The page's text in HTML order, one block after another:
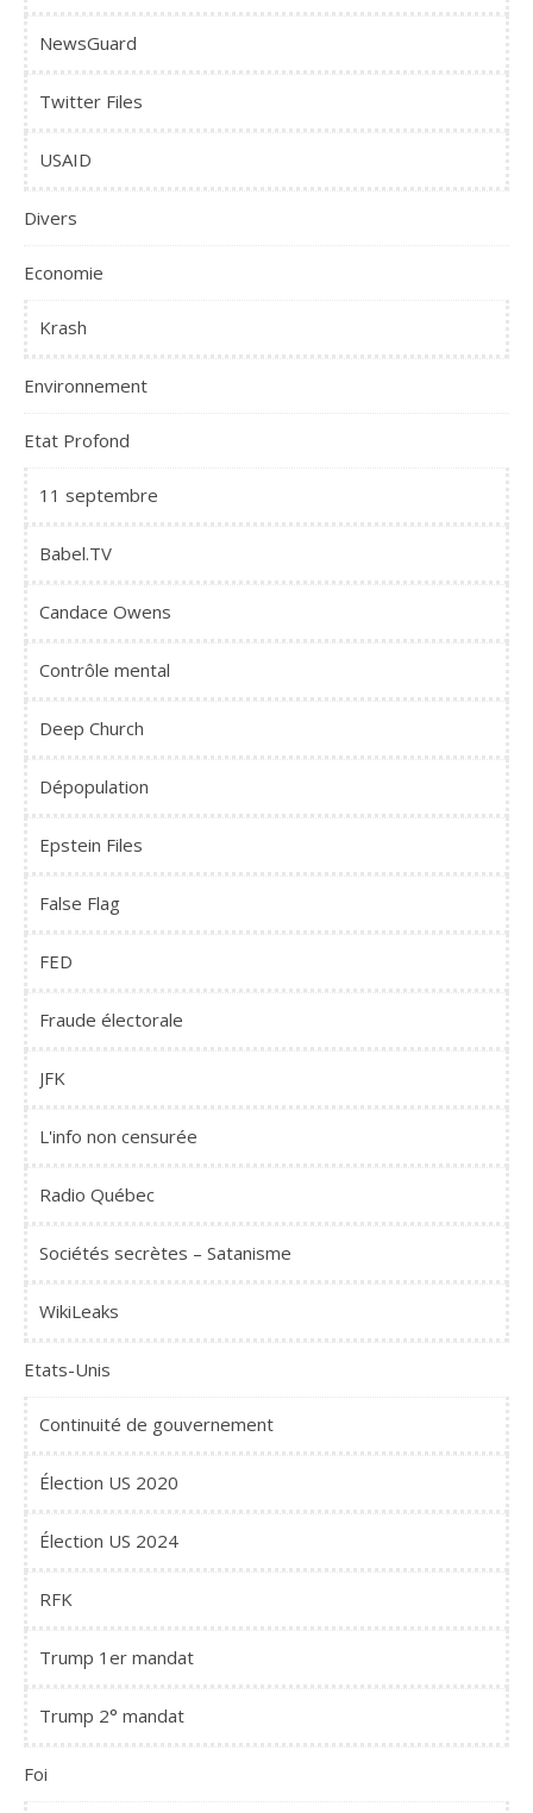
NewsGuard
Twitter Files
USAID
Divers
Economie
Krash
Environnement
Etat Profond
11 septembre
Babel.TV
Candace Owens
Contrôle mental
Deep Church
Dépopulation
Epstein Files
False Flag
FED
Fraude électorale
JFK
L'info non censurée
Radio Québec
Sociétés secrètes – Satanisme
WikiLeaks
Etats-Unis
Continuité de gouvernement
Élection US 2020
Élection US 2024
RFK
Trump 1er mandat
Trump 2° mandat
Foi